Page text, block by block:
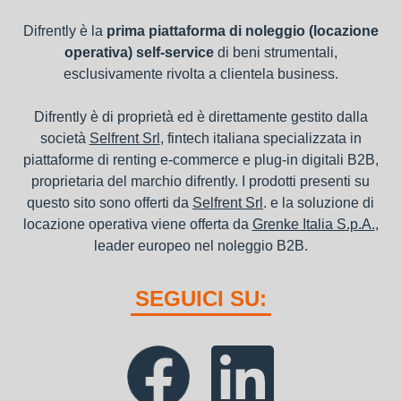
Difrently è la prima piattaforma di noleggio (locazione
operativa) self-servicedi beni strumentali,
esclusivamente rivolta a clientela business.
Difrently è di proprietà ed è direttamente gestito dalla
società Selfrent Srl , fintech italiana specializzata in
piattaforme di renting e-commerce e plug-in digitali B2B,
proprietaria del marchio difrently. I prodotti presenti su
questo sito sono offerti da Selfrent Srl . e la soluzione di
locazione operativa viene offerta da Grenke Italia S.p.A.,
leader europeo nel noleggio B2B.
SEGUICI SU: